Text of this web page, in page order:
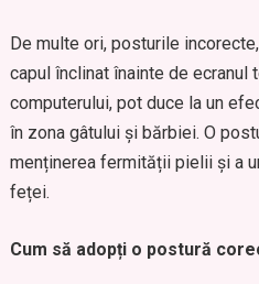
De multe ori, posturile
capul înclinat înainte de ecranul
computerului, pot duce la un
în zona gâtului și bărbiei. O
menținerea fermității pielii și a
feței.
Cum să adopți o postură